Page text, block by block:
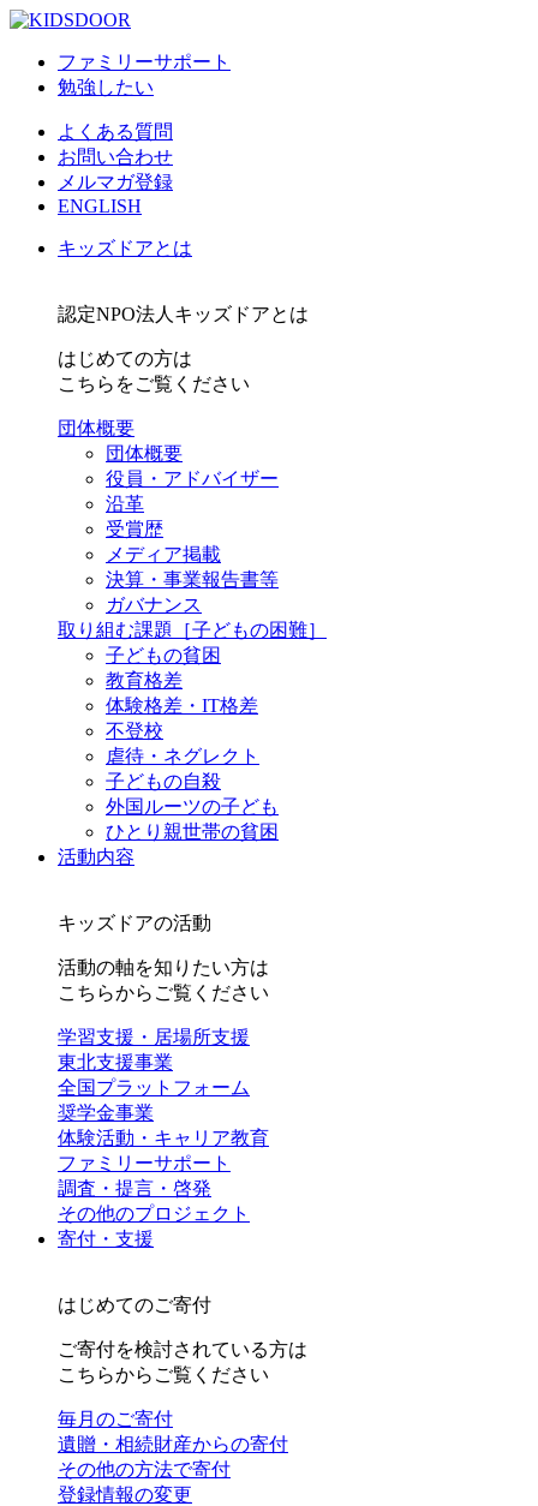
ファミリーサポート
勉強したい
よくある質問
お問い合わせ
メルマガ登録
ENGLISH
キッズドアとは
認定NPO法人キッズドアとは
はじめての方は
こちらをご覧ください
団体概要
団体概要
役員・アドバイザー
沿革
受賞歴
メディア掲載
決算・事業報告書等
ガバナンス
取り組む課題
［子どもの困難］
子どもの貧困
教育格差
体験格差・IT格差
不登校
虐待・ネグレクト
子どもの自殺
外国ルーツの子ども
ひとり親世帯の貧困
活動内容
キッズドアの活動
活動の軸を知りたい方は
こちらからご覧ください
学習支援・居場所支援
東北支援事業
全国プラットフォーム
奨学金事業
体験活動・キャリア教育
ファミリーサポート
調査・提言・啓発
その他のプロジェクト
寄付・支援
はじめてのご寄付
ご寄付を検討されている方は
こちらからご覧ください
毎月のご寄付
遺贈・相続財産からの寄付
その他の方法で寄付
登録情報の変更